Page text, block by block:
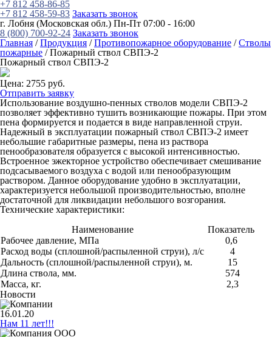
+7 812 458-86-85
+7 812 458-59-83 Заказать звонок
г. Лобня (Московская обл.) Пн-Пт 07:00 - 16:00
8 (800) 700-92-24 Заказать звонок
Главная / Продукция / Противопожарное оборудование / Стволы
пожарные / Пожарный ствол СВПЭ-2
Пожарный ствол СВПЭ-2
Цена: 2755 руб.
Отправить заявку
Использование воздушно-пенных стволов модели СВПЭ-2
позволяет эффективно тушить возникающие пожары. При этом
пена формируется и подается в виде направленной струи.
Надежный в эксплуатации пожарный ствол СВПЭ-2 имеет
небольшие габаритные размеры, пена из раствора
пенообразователя образуется с высокой интенсивностью.
Встроенное эжекторное устройство обеспечивает смешивание
подсасываемого воздуха с водой или пенообразующим
раствором. Данное оборудование удобно в эксплуатации,
характеризуется небольшой производительностью, вполне
достаточной для ликвидации небольшого возгорания.
Технические характеристики:
Наименование
Показатель
Рабочее давление, МПа
0,6
Расход воды (сплошной/распыленной струи), л/с
4
Дальность (сплошной/распыленной струи), м.
15
Длина ствола, мм.
574
Масса, кг.
2,3
Новости
16.01.20
Нам 11 лет!!!